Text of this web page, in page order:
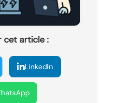
cet article :
LinkedIn